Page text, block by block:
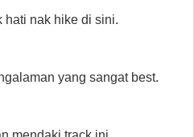
hati nak hike di sini.
yang sangat best.